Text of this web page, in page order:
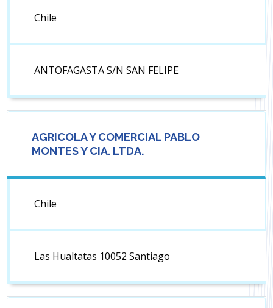
Chile
ANTOFAGASTA S/N SAN FELIPE
AGRICOLA Y COMERCIAL PABLO
MONTES Y CIA. LTDA.
Chile
Las Hualtatas 10052 Santiago